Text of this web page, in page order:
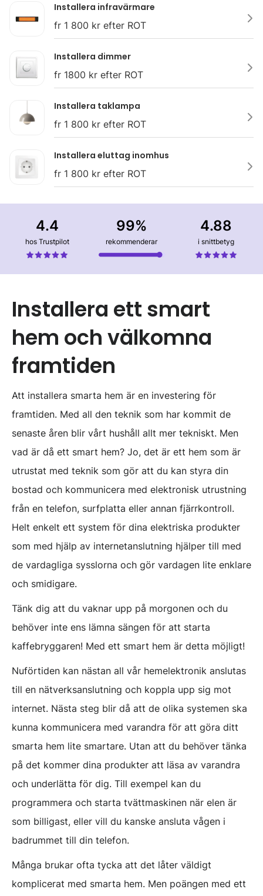
Installera infravärmare
fr 1 800 kr efter ROT
Installera dimmer
fr 1800 kr efter ROT
Installera taklampa
fr 1 800 kr efter ROT
Installera eluttag inomhus
fr 1 800 kr efter ROT
4.4
hos Trustpilot
99%
rekommenderar
4.88
i snittbetyg
Installera ett smart
hem och välkomna
framtiden
Att installera smarta hem är en investering för
framtiden. Med all den teknik som har kommit de
senaste åren blir vårt hushåll allt mer tekniskt. Men
vad är då ett smart hem? Jo, det är ett hem som är
utrustat med teknik som gör att du kan styra din
bostad och kommunicera med elektronisk utrustning
från en telefon, surfplatta eller annan fjärrkontroll.
Helt enkelt ett system för dina elektriska produkter
som med hjälp av internetanslutning hjälper till med
de vardagliga sysslorna och gör vardagen lite enklare
och smidigare.
Tänk dig att du vaknar upp på morgonen och du
behöver inte ens lämna sängen för att starta
kaffebryggaren! Med ett smart hem är detta möjligt!
Nuförtiden kan nästan all vår hemelektronik anslutas
till en nätverksanslutning och koppla upp sig mot
internet. Nästa steg blir då att de olika systemen ska
kunna kommunicera med varandra för att göra ditt
smarta hem lite smartare. Utan att du behöver tänka
på det kommer dina produkter att läsa av varandra
och underlätta för dig. Till exempel kan du
programmera och starta tvättmaskinen när elen är
som billigast, eller vill du kanske ansluta vågen i
badrummet till din telefon.
Många brukar ofta tycka att det låter väldigt
komplicerat med smarta hem. Men poängen med ett